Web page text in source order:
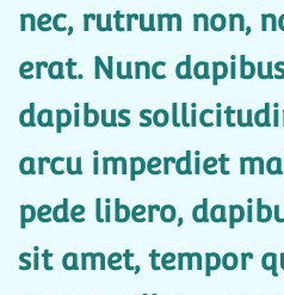
nec, rutrum non,
erat. Nunc
dapibus
arcu imperdiet
pede libero,
sit amet, tempor